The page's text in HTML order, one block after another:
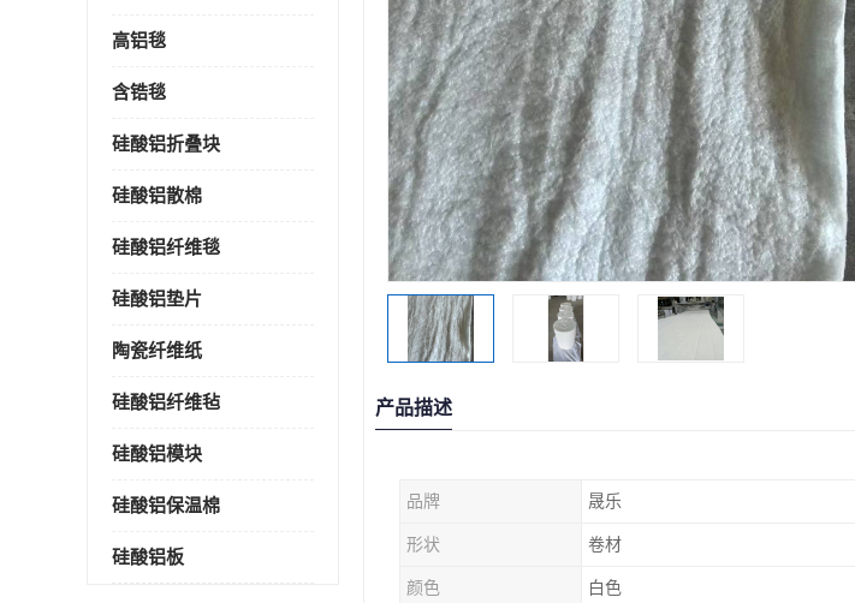
高铝毯
含锆毯
硅酸铝折叠块
硅酸铝散棉
硅酸铝纤维毯
硅酸铝垫片
陶瓷纤维纸
硅酸铝纤维毡
硅酸铝模块
硅酸铝保温棉
硅酸铝板
产品描述
品牌 晟乐
形状 卷材
颜色 白色